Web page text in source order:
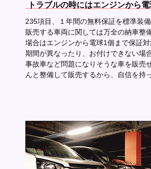
トラブルの時にはエンジンから
235項目、１年間の無料保証を標準装備
販売する車両に関しては万全の納車整
場合はエンジンから電球1個まで保証
期間が異なったり、お付けできない場
事故車など問題になりそうな車を販売
んと整備して販売するから、自信を持